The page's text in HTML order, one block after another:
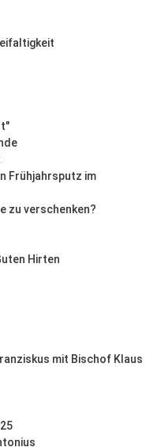
Frühjahrsputz im
zu verschenken?
Hirten
mit Bischof Klaus